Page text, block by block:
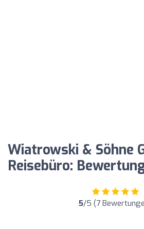
Wiatrowski & Söhne
Reisebüro:
5/5 (7